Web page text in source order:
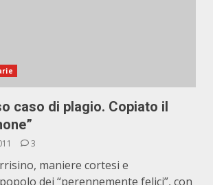
caso di plagio. Copiato il
3
maniere cortesi e
dei “perennemente felici”, con